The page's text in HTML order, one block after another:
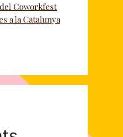
Coworkfest
a la Catalunya